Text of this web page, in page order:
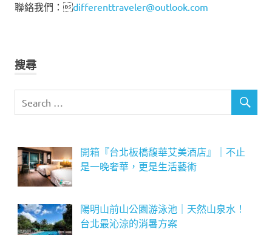
聯絡我們：differenttraveler@outlook.com
搜尋
開箱『台北板橋馥華艾美酒店』｜不止
是一晚奢華，更是生活藝術
陽明山前山公園游泳池｜天然山泉水！
台北最沁涼的消暑方案